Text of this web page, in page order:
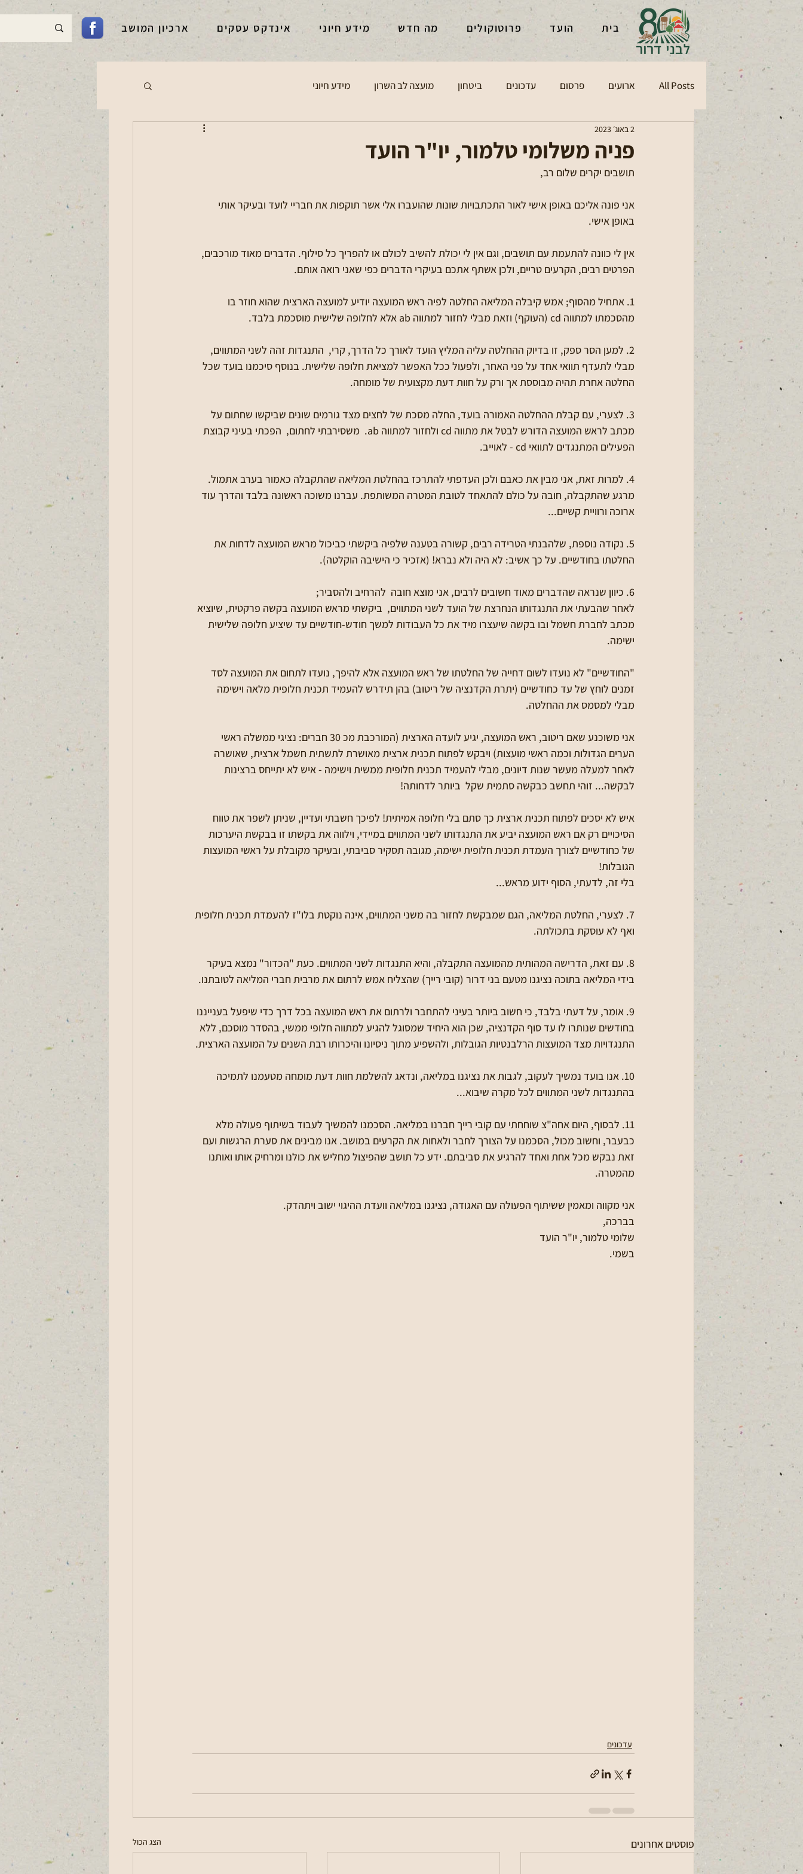
בית הועד פרוטוקולים מה חדש מידע חיוני אינדקס עסקים ארכיון המושב
All Posts ארועים פרסום עדכונים ביטחון מועצה לב השרון מידע חיוני
פניה משלומי טלמור, יו"ר הועד
2 באוג׳ 2023
תושבים יקרים שלום רב,
אני פונה אליכם באופן אישי לאור התכתבויות שונות שהועברו אלי אשר תוקפות את חבריי לועד ובעיקר אותי
באופן אישי.
אין לי כוונה להתעמת עם תושבים, וגם אין לי יכולת להשיב לכולם או להפריך כל סילוף. הדברים מאוד מורכבים,
הפרטים רבים, הקרעים טריים, ולכן אשתף אתכם בעיקרי הדברים כפי שאני רואה אותם.
1. אתחיל מהסוף; אמש קיבלה המליאה החלטה לפיה ראש המועצה יודיע למועצה הארצית שהוא חוזר בו
מהסכמתו למתווה cd (העוקף) וזאת מבלי לחזור למתווה ab אלא לחלופה שלישית מוסכמת בלבד.
2. למען הסר ספק, זו בדיוק ההחלטה עליה המליץ הועד לאורך כל הדרך, קרי,  התנגדות זהה לשני המתווים,
מבלי לתעדף תוואי אחד על פני האחר, ולפעול ככל האפשר למציאת חלופה שלישית. בנוסף סיכמנו בועד שכל
החלטה אחרת תהיה מבוססת אך ורק על חוות דעת מקצועית של מומחה.
3. לצערי, עם קבלת ההחלטה האמורה בועד, החלה מסכת של לחצים מצד גורמים שונים שביקשו שחתום על
מכתב לראש המועצה הדורש לבטל את מתווה cd ולחזור למתווה ab.  משסירבתי לחתום,  הפכתי בעיני קבוצת
הפעילים המתנגדים לתוואי cd - לאוייב.
4. למרות זאת, אני מבין את כאבם ולכן העדפתי להתרכז בהחלטת המליאה שהתקבלה כאמור בערב אתמול.
מרגע שהתקבלה, חובה על כולם להתאחד לטובת המטרה המשותפת. עברנו משוכה ראשונה בלבד והדרך עוד
ארוכה ורוויית קשיים...
5. נקודה נוספת, שלהבנתי הטרידה רבים, קשורה בטענה שלפיה ביקשתי כביכול מראש המועצה לדחות את
החלטתו בחודשיים. על כך אשיב: לא היה ולא נברא! (אזכיר כי הישיבה הוקלטה).
6. כיוון שנראה שהדברים מאוד חשובים לרבים, אני מוצא חובה  להרחיב ולהסביר;
לאחר שהבעתי את התנגדותו הנחרצת של הועד לשני המתווים,  ביקשתי מראש המועצה בקשה פרקטית, שיוציא
מכתב לחברת חשמל ובו בקשה שיעצרו מיד את כל העבודות למשך חודש-חודשיים עד שיציע חלופה שלישית
ישימה.
"החודשיים" לא נועדו לשום דחייה של החלטתו של ראש המועצה אלא להיפך, נועדו לתחום את המועצה לסד
זמנים לוחץ של עד כחודשיים (יתרת הקדנציה של ריטוב) בהן תידרש להעמיד תכנית חלופית מלאה וישימה
מבלי למסמס את ההחלטה.
אני משוכנע שאם ריטוב, ראש המועצה, יגיע לועדה הארצית (המורכבת מכ 30 חברים: נציגי ממשלה ראשי
הערים הגדולות וכמה ראשי מועצות) ויבקש לפתוח תכנית ארצית מאושרת לתשתית חשמל ארצית, שאושרה
לאחר למעלה מעשר שנות דיונים, מבלי להעמיד תכנית חלופית ממשית וישימה - איש לא יתייחס ברצינות
לבקשה... זוהי תחשב כבקשה סתמית שקל  ביותר לדחותה!
איש לא יסכים לפתוח תכנית ארצית כך סתם בלי חלופה אמיתית! לפיכך חשבתי ועדיין, שניתן לשפר את טווח
הסיכויים רק אם ראש המועצה יביע את התנגדותו לשני המתווים במיידי, וילווה את בקשתו זו בבקשת היערכות
של כחודשיים לצורך העמדת תכנית חלופית ישימה, מגובה תסקיר סביבתי, ובעיקר מקובלת על ראשי המועצות
הגובלות!
בלי זה, לדעתי, הסוף ידוע מראש...
7. לצערי, החלטת המליאה, הגם שמבקשת לחזור בה משני המתווים, אינה נוקטת בלו"ז להעמדת תכנית חלופית
ואף לא עוסקת בתכולתה.
8. עם זאת, הדרישה המהותית מהמועצה התקבלה, והיא התנגדות לשני המתווים. כעת "הכדור" נמצא בעיקר
בידי המליאה בתוכה נציגנו מטעם בני דרור (קובי רייך) שהצליח אמש לרתום את מרבית חברי המליאה לטובתנו.
9. אומר, על דעתי בלבד, כי חשוב ביותר בעיני להתחבר ולרתום את ראש המועצה בכל דרך כדי שיפעל בענייננו
בחודשים שנותרו לו עד סוף הקדנציה, שכן הוא היחיד שמסוגל להגיע למתווה חלופי ממשי, בהסדר מוסכם, ללא
התנגדויות מצד המועצות הרלבנטיות הגובלות, ולהשפיע מתוך ניסיונו והיכרותו רבת השנים על המועצה הארצית.
10. אנו בועד נמשיך לעקוב, לגבות את נציגנו במליאה, ונדאג להשלמת חוות דעת מומחה מטעמנו לתמיכה
בהתנגדות לשני המתווים לכל מקרה שיבוא...
11. לבסוף, היום אחה"צ שוחחתי עם קובי רייך חברנו במליאה. הסכמנו להמשיך לעבוד בשיתוף פעולה מלא
כבעבר, וחשוב מכול, הסכמנו על הצורך לחבר ולאחות את הקרעים במושב. אנו מבינים את סערת הרגשות ועם
זאת נבקש מכל אחת ואחד להרגיע את סביבתם. ידע כל תושב שהפיצול מחליש את כולנו ומרחיק אותו ואותנו
מהמטרה.
אני מקווה ומאמין ששיתוף הפעולה עם האגודה, נציגנו במליאה וועדת ההיגוי ישוב ויתהדק.
בברכה,
שלומי טלמור, יו"ר הועד
בשמי.
עדכונים
פוסטים אחרונים הצג הכול